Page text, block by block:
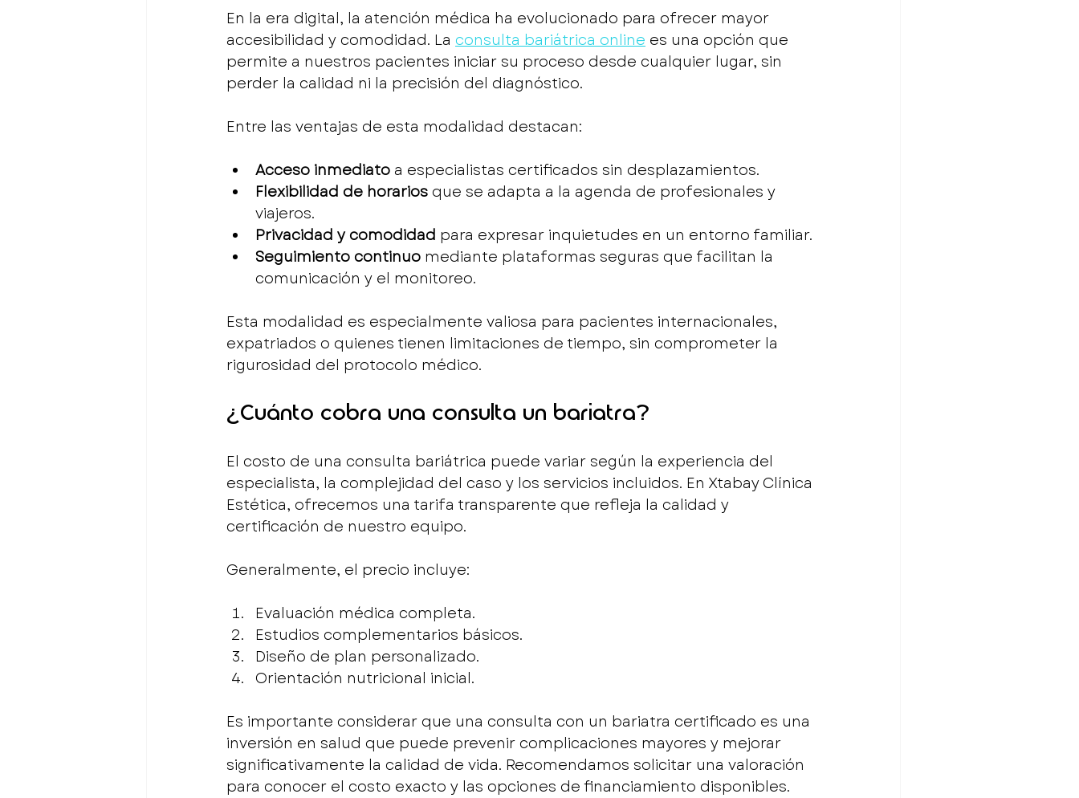
En la era digital, la atención médica ha evolucionado para ofrecer mayor
accesibilidad y comodidad. La consulta bariátrica online es una opción que
permite a nuestros pacientes iniciar su proceso desde cualquier lugar, sin
perder la calidad ni la precisión del diagnóstico.
Entre las ventajas de esta modalidad destacan:
Acceso inmediato a especialistas certificados sin desplazamientos.
Flexibilidad de horarios que se adapta a la agenda de profesionales y
viajeros.
Privacidad y comodidad para expresar inquietudes en un entorno familiar.
Seguimiento continuo mediante plataformas seguras que facilitan la
comunicación y el monitoreo.
Esta modalidad es especialmente valiosa para pacientes internacionales,
expatriados o quienes tienen limitaciones de tiempo, sin comprometer la
rigurosidad del protocolo médico.
¿Cuánto cobra una consulta un bariatra?
El costo de una consulta bariátrica puede variar según la experiencia del
especialista, la complejidad del caso y los servicios incluidos. En Xtabay Clínica
Estética, ofrecemos una tarifa transparente que refleja la calidad y
certificación de nuestro equipo.
Generalmente, el precio incluye:
Evaluación médica completa.
Estudios complementarios básicos.
Diseño de plan personalizado.
Orientación nutricional inicial.
Es importante considerar que una consulta con un bariatra certificado es una
inversión en salud que puede prevenir complicaciones mayores y mejorar
significativamente la calidad de vida. Recomendamos solicitar una valoración
para conocer el costo exacto y las opciones de financiamiento disponibles.